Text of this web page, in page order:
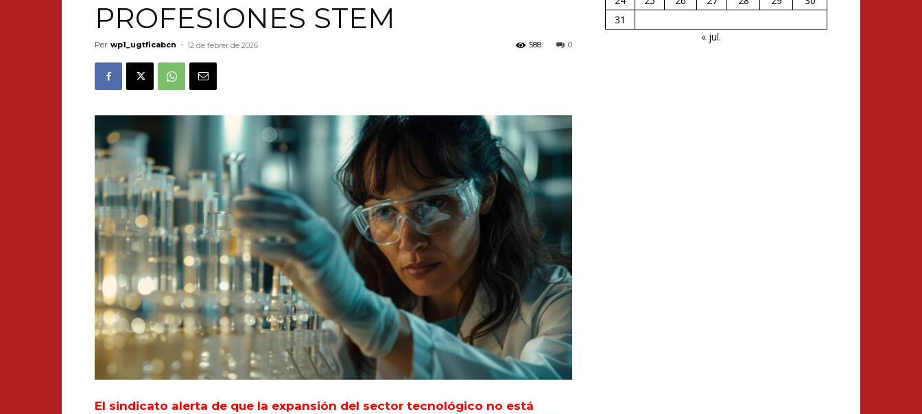
del
Barcelonès
PROFESIONES STEM
Per wp1_ugtficabcn - 12 de febrer de 2026 0
588
El sindicato alerta de que la expansión del sector tecnológico no está
31
« jul.